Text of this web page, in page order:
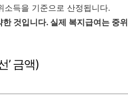
소득을 기준으로 산정됩니다.
것입니다. 실제 복지급여는 중
’ 금액)